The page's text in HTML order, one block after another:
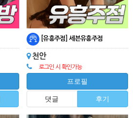
[유흥주점] 세븐유흥주점
천안
로그인 시 확인가능
프로필
댓글 후기